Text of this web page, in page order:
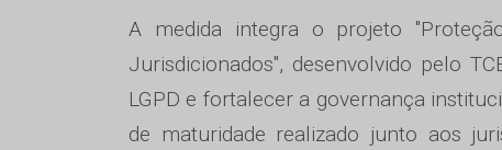
A medida integra o projeto
Jurisdicionados", desenvolvido pelo
LGPD e fortalecer a governança
de maturidade realizado junto aos